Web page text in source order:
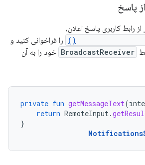
پاسخ
رابط کاربری پاسخ اعلان،
را فراخوانی کنید و
BroadcastReceiver خود را به آن
private fun getMessageText(
return RemoteInput .
}